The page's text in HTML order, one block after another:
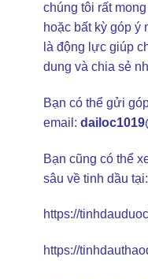
chúng tôi rất
hoặc bất kỳ góp ý
là động lực giúp
dung và chia sẻ
Bạn có thể gửi
email:
Bạn cũng có thể
sâu về tinh dầu tại:
https://
https://